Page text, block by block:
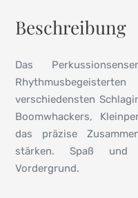
Beschreibung
Das
verschiedensten
Boomwhackers,
das präzise
stärken. Spaß und
Vordergrund.